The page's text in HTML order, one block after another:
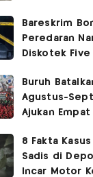
Ruang Bunker
Bareskrim
Peredaran
Diskotek Five
Buruh
Agustus-
Ajukan
8 Fakta
Sadis di
Incar Motor